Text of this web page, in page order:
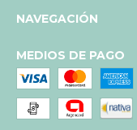
NAVEGACIÓN
MEDIOS DE PAGO